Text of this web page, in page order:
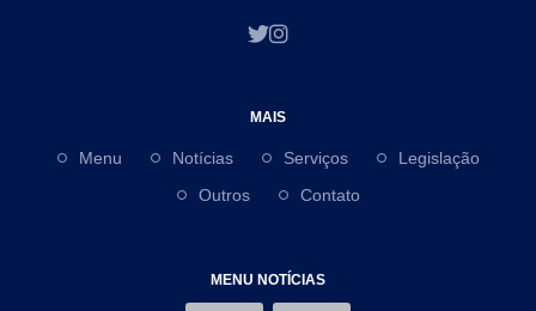
MAIS
Menu Notícias Serviços
Legislação
Outros
Contato
MENU NOTÍCIAS